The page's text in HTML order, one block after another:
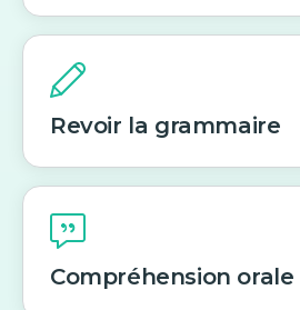
Revoir la grammaire
Compréhension orale